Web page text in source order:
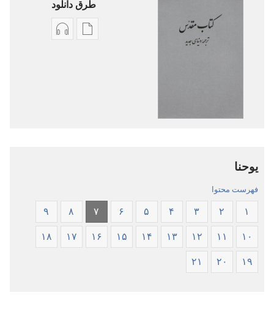
طرق دانلود
گزینۀ گزینۀ
یوحنا
فهرست محتوا
۱ ۲ ۳ ۴ ۵ ۶ ۷ ۸ ۹
۱۰ ۱۱ ۱۲ ۱۳ ۱۴ ۱۵ ۱۶ ۱۷ ۱۸
۱۹ ۲۰ ۲۱